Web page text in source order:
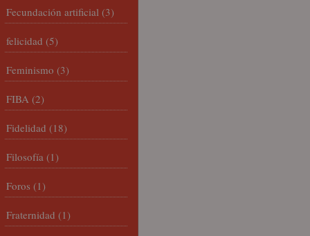
Fecundación artificial (3)
felicidad (5)
Feminismo (3)
FIBA (2)
Fidelidad (18)
Filosofía (1)
Foros (1)
Fraternidad (1)